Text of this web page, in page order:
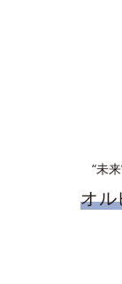
化粧水で肌を整
“未
オル